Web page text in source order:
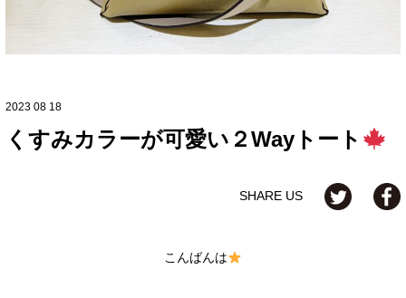
2023 08 18
くすみカラーが可愛い２Wayトート
SHARE US
こんばんは